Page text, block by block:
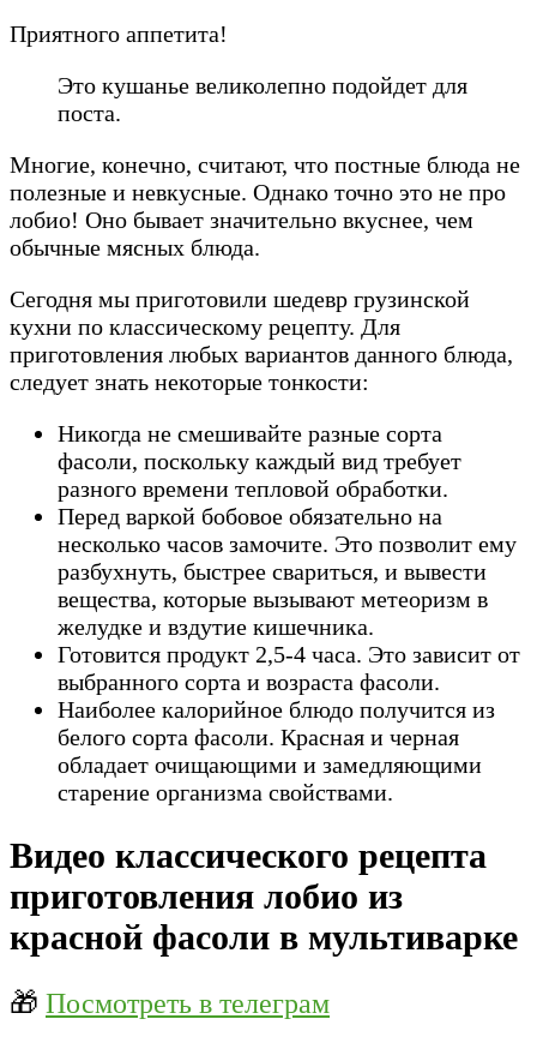
Приятного аппетита!
Это кушанье великолепно подойдет для
поста.
Многие, конечно, считают, что постные блюда не
полезные и невкусные. Однако точно это не про
лобио! Оно бывает значительно вкуснее, чем
обычные мясных блюда.
Сегодня мы приготовили шедевр грузинской
кухни по классическому рецепту. Для
приготовления любых вариантов данного блюда,
следует знать некоторые тонкости:
Никогда не смешивайте разные сорта
фасоли, поскольку каждый вид требует
разного времени тепловой обработки.
Перед варкой бобовое обязательно на
несколько часов замочите. Это позволит ему
разбухнуть, быстрее свариться, и вывести
вещества, которые вызывают метеоризм в
желудке и вздутие кишечника.
Готовится продукт 2,5-4 часа. Это зависит от
выбранного сорта и возраста фасоли.
Наиболее калорийное блюдо получится из
белого сорта фасоли. Красная и черная
обладает очищающими и замедляющими
старение организма свойствами.
Видео классического рецепта
приготовления лобио из
красной фасоли в мультиварке
🎁 Посмотреть в телеграм